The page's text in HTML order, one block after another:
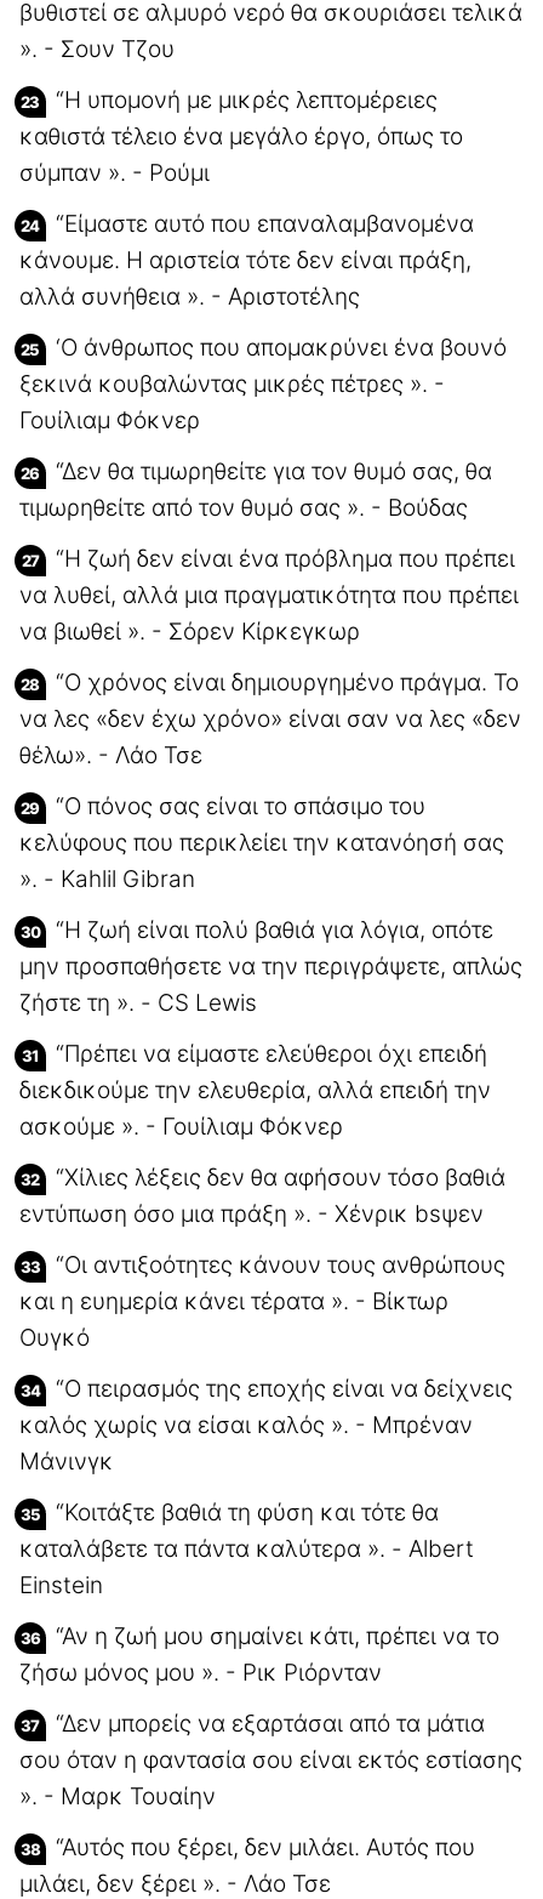
βυθιστεί σε αλμυρό νερό θα σκουριάσει τελικά
». - Σουν Τζου
“Η υπομονή με μικρές λεπτομέρειες
καθιστά τέλειο ένα μεγάλο έργο, όπως το
σύμπαν ». - Ρούμι
“Είμαστε αυτό που επαναλαμβανομένα
κάνουμε. Η αριστεία τότε δεν είναι πράξη,
αλλά συνήθεια ». - Αριστοτέλης
‘Ο άνθρωπος που απομακρύνει ένα βουνό
ξεκινά κουβαλώντας μικρές πέτρες ». -
Γουίλιαμ Φόκνερ
“Δεν θα τιμωρηθείτε για τον θυμό σας, θα
τιμωρηθείτε από τον θυμό σας ». - Βούδας
“Η ζωή δεν είναι ένα πρόβλημα που πρέπει
να λυθεί, αλλά μια πραγματικότητα που πρέπει
να βιωθεί ». - Σόρεν Κίρκεγκωρ
“Ο χρόνος είναι δημιουργημένο πράγμα. Το
να λες «δεν έχω χρόνο» είναι σαν να λες «δεν
θέλω». - Λάο Τσε
“Ο πόνος σας είναι το σπάσιμο του
κελύφους που περικλείει την κατανόησή σας
». - Kahlil Gibran
“Η ζωή είναι πολύ βαθιά για λόγια, οπότε
μην προσπαθήσετε να την περιγράψετε, απλώς
ζήστε τη ». - CS Lewis
“Πρέπει να είμαστε ελεύθεροι όχι επειδή
διεκδικούμε την ελευθερία, αλλά επειδή την
ασκούμε ». - Γουίλιαμ Φόκνερ
“Χίλιες λέξεις δεν θα αφήσουν τόσο βαθιά
εντύπωση όσο μια πράξη ». - Χένρικ bsψεν
“Οι αντιξοότητες κάνουν τους ανθρώπους
και η ευημερία κάνει τέρατα ». - Βίκτωρ
Ουγκό
“Ο πειρασμός της εποχής είναι να δείχνεις
καλός χωρίς να είσαι καλός ». - Μπρέναν
Μάνινγκ
“Κοιτάξτε βαθιά τη φύση και τότε θα
καταλάβετε τα πάντα καλύτερα ». - Albert
Einstein
“Αν η ζωή μου σημαίνει κάτι, πρέπει να το
ζήσω μόνος μου ». - Ρικ Ριόρνταν
“Δεν μπορείς να εξαρτάσαι από τα μάτια
σου όταν η φαντασία σου είναι εκτός εστίασης
». - Μαρκ Τουαίην
“Αυτός που ξέρει, δεν μιλάει. Αυτός που
μιλάει, δεν ξέρει ». - Λάο Τσε